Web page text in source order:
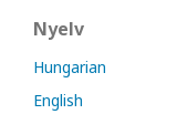
Nyelv
Hungarian
English